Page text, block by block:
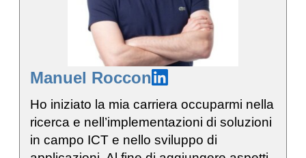
Manuel Roccon
Ho iniziato la mia carriera occuparmi nella
ricerca e nell’implementazioni di soluzioni
in campo ICT e nello sviluppo di